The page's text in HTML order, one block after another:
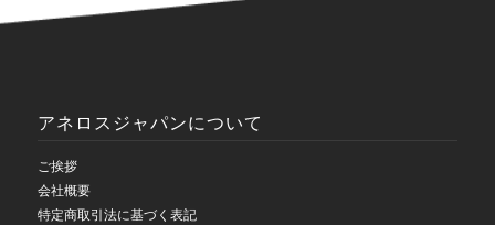
アネロスジャパンについて
ご挨拶
会社概要
特定商取引法に基づく表記